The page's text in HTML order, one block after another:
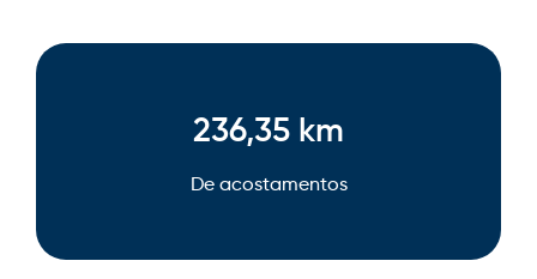
236,35 km
De acostamentos